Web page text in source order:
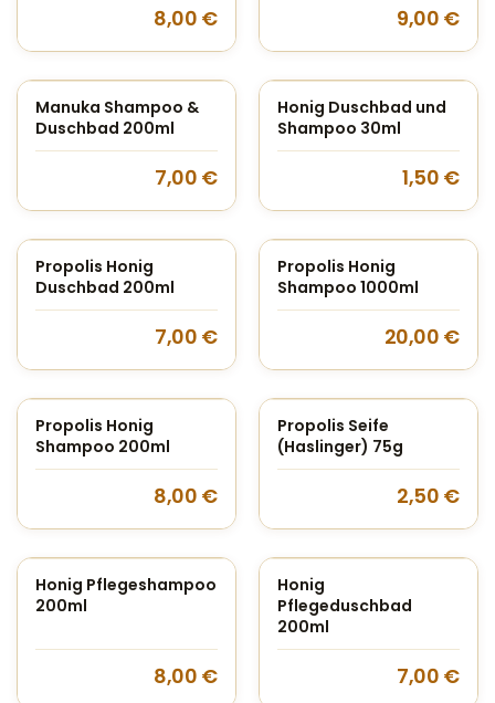
8,00 € 9,00 €
Manuka Shampoo &
Duschbad 200ml
7,00 €
Honig Duschbad und
Shampoo 30ml
1,50 €
Propolis Honig
Duschbad 200ml
7,00 €
Propolis Honig
Shampoo 1000ml
20,00 €
Propolis Honig
Shampoo 200ml
8,00 €
Propolis Seife
(Haslinger) 75g
2,50 €
Honig Pflegeshampoo
200ml
8,00 €
Honig
Pflegeduschbad
200ml
7,00 €